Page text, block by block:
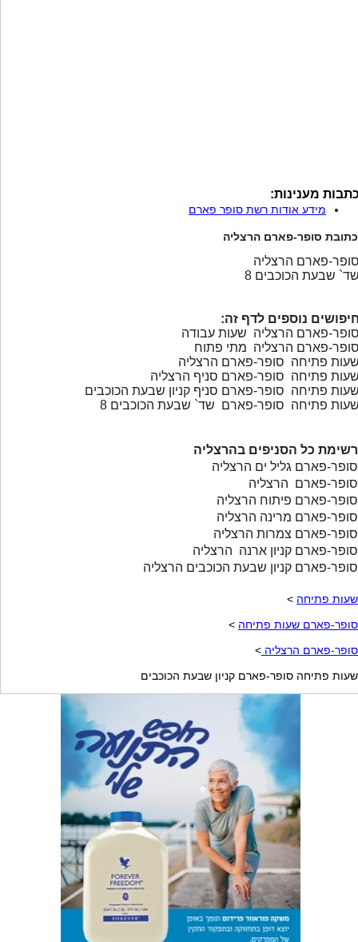
מענינות:
מידע אודות רשת סופר פארם
כתובת סופר-פארם הרצליה
פארם הרצליה
שבעת הכוכבים 8
נוספים לדף זה:
פארם הרצליה שעות עבודה
פארם הרצליה מתי פתוח
פתיחה סופר-פארם הרצליה
פתיחה סופר-פארם סניף הרצליה
פתיחה סופר-פארם סניף קניון שבעת הכוכבים
פתיחה סופר-פארם שד` שבעת הכוכבים 8
רשימת כל הסניפים בהרצליה
סופר-פארם גליל ים הרצליה
סופר-פארם הרצליה
סופר-פארם פיתוח הרצליה
סופר-פארם מרינה הרצליה
סופר-פארם צמרות הרצליה
סופר-פארם קניון ארנה הרצליה
סופר-פארם קניון שבעת הכוכבים הרצליה
שעות פתיחה >
סופר-פארם שעות פתיחה >
סופר-פארם הרצליה >
שעות פתיחה סופר-פארם קניון שבעת הכוכבים